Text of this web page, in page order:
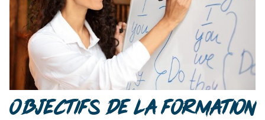
Objectifs de la formation